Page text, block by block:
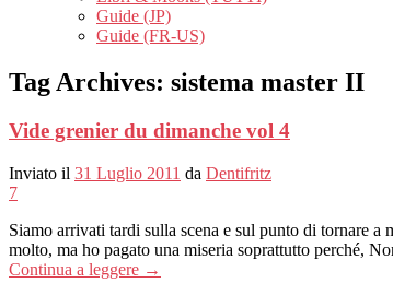
Guide (JP)
Guide (FR-US)
Tag Archives: sistema master II
Vide grenier du dimanche vol 4
Inviato il 31 Luglio 2011 da Dentifritz
7
Siamo arrivati ​​tardi sulla scena e sul punto di tornare
molto, ma ho pagato una miseria soprattutto perché,
Continua a leggere →